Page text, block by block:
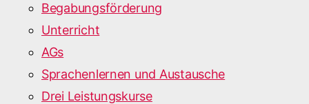
Begabungsförderung
Unterricht
AGs
Sprachenlernen und Austausche
Drei Leistungskurse